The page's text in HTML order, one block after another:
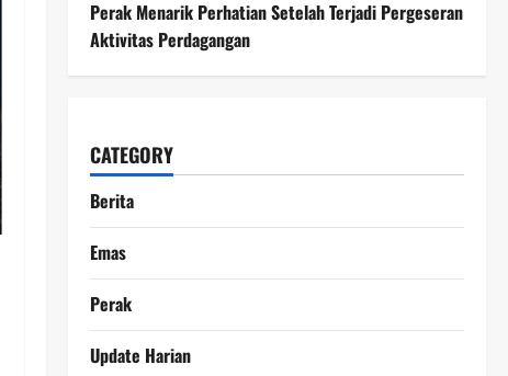
Perak Menarik Perhatian Setelah Terjadi Pergeseran
Aktivitas Perdagangan
CATEGORY
Berita
Emas
Perak
Update Harian